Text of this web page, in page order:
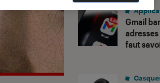
Gmail
adresses
faut